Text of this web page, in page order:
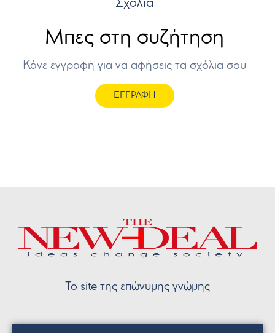
Σχόλια
Μπες στη συζήτηση
Κάνε εγγραφή για να αφήσεις τα σχόλιά σου
ΕΓΓΡΑΦΗ
Το site της επώνυμης γνώμης